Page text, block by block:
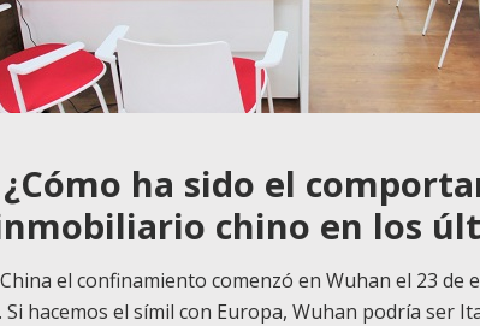
¿Cómo ha sido el
chino en los
el confinamiento comenzó en Wuhan el 23 de
Si hacemos el símil con Europa, Wuhan podría ser